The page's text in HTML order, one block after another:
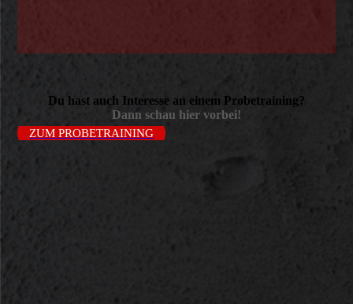
Du hast auch Interesse an einem Probetraining?
Dann schau hier vorbei!
ZUM PROBETRAINING